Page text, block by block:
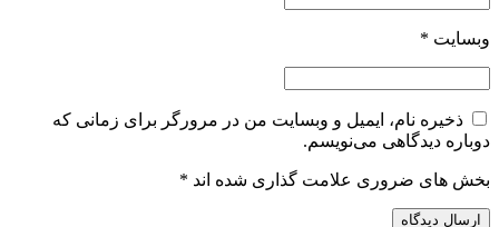
وبسایت *
ذخیره نام، ایمیل و وبسایت من در مرورگر برای زمانی که
دوباره دیدگاهی می‌نویسم.
بخش های ضروری علامت گذاری شده اند *